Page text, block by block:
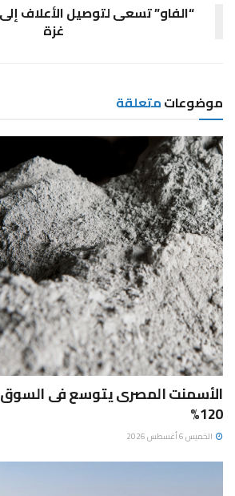
غزة
موضوعاتمتعلقة
الأسمنت المصرى يتوسع فى السوق
120%
الخميس 6 أغسطس 2026